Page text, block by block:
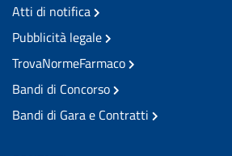
Atti di notifica
Pubblicità legale
TrovaNormeFarmaco
Bandi di Concorso
Bandi di Gara e Contratti